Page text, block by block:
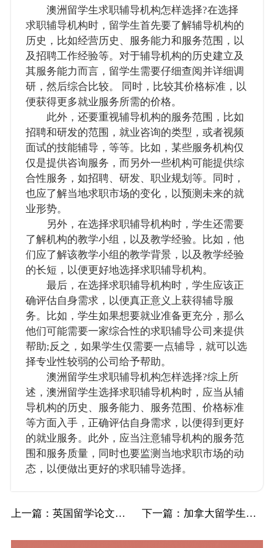
澳洲留学生求职辅导机构怎样选择?在选择
求职辅导机构时，留学生首先要了解辅导机构的
历史，比如经营历史、服务能力和服务范围，以
及招聘工作经验等。对于辅导机构的历史建立及
其服务能力而言，留学生需要仔细查阅并详细调
研，然后综合比较。 同时，比较其价格标准，以
便获得更多就业服务所需的价格。
此外，还要重视辅导机构的服务范围，比如
招聘和研发的范围，就业咨询的类型，或者视频
面试的技能辅导，等等。比如，某些服务机构仅
仅是提供咨询服务，而另外一些机构可能提供综
合性服务，如招聘、研发、职业规划等。同时，
也应了解当地求职市场的变化，以预测未来的就
业形势。
另外，在选择求职辅导机构时，学生还需要
了解机构的教学小组，以及教学经验。比如，他
们应了解该教学小组的教学背景，以及教学经验
的长短，以便更好地选择求职辅导机构。
最后，在选择求职辅导机构时，学生应该正
确评估自身需求，以便真正意义上获得辅导服
务。比如，学生如果想要就业准备更充分，那么
他们可能需要一家综合性的求职辅导公司来提供
帮助;反之，如果学生仅需要一点辅导，就可以选
择专业性较弱的公司给予帮助。
澳洲留学生求职辅导机构怎样选择?综上所
述，澳洲留学生选择求职辅导机构时，应当从辅
导机构的历史、服务能力、服务范围、价格标准
等方面入手，正确评估自身需求，以便得到更好
的就业服务。此外，应当注意辅导机构的服务范
围和服务质量，同时也要监测当地求职市场的动
态，以便做出更好的求职辅导选择。
上一篇 ：英国留学论文辅导费用大概是多少?应该如何… 下一篇 ：加拿大留学生辅导机构有哪些?应该如何选择…